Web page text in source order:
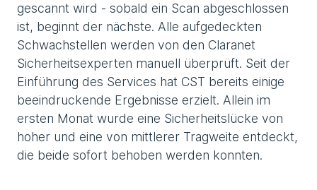
gescannt wird - sobald ein Scan abgeschlossen
ist, beginnt der nächste. Alle aufgedeckten
Schwachstellen werden von den Claranet
Sicherheitsexperten manuell überprüft. Seit der
Einführung des Services hat CST bereits einige
beeindruckende Ergebnisse erzielt. Allein im
ersten Monat wurde eine Sicherheitslücke von
hoher und eine von mittlerer Tragweite entdeckt,
die beide sofort behoben werden konnten.